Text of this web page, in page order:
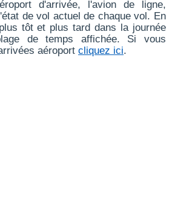
d'arrivée, l'avion de ligne,
de vol actuel de chaque vol. En
tôt et plus tard dans la journée
de temps affichée. Si vous
aéroport cliquez ici.